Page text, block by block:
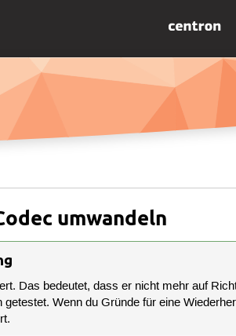
umwandeln
Das bedeutet, dass er nicht mehr auf
getestet. Wenn du Gründe für eine